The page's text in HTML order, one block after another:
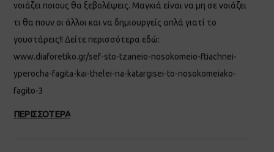
νοιάζει ποιους θα ξεβολέψεις. Μαγκιά είναι να μη σε νοιάζει
τι θα πουν οι άλλοι και να δημιουργείς απλά γιατί το
γουστάρεις!! Δείτε περισσότερα εδώ:
www.diaforetiko.gr/sef-sto-tzaneio-nosokomeio-ftiachnei-
yperocha-fagita-kai-thelei-na-katargisei-to-nosokomeiako-
fagito-3
ΠΕΡΙΣΣΟΤΕΡΑ